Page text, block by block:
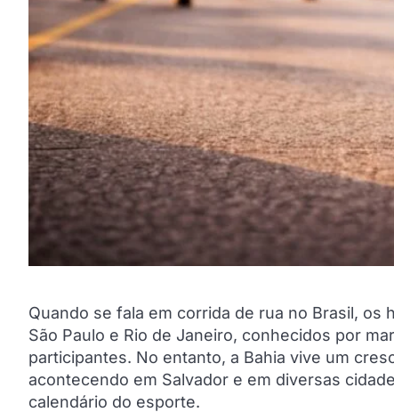
Quando se fala em corrida de rua no Brasil,
São Paulo e Rio de Janeiro, conhecidos por
participantes. No entanto, a Bahia vive um
acontecendo em Salvador e em diversas
calendário do esporte.